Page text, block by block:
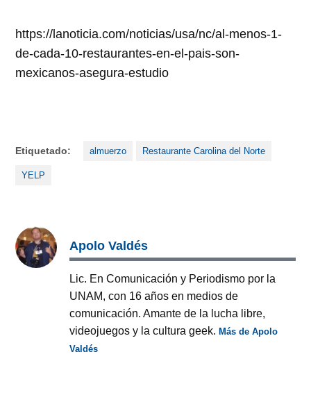
https://lanoticia.com/noticias/usa/nc/al-menos-1-
de-cada-10-restaurantes-en-el-pais-son-
mexicanos-asegura-estudio
Etiquetado: almuerzo Restaurante Carolina del Norte
YELP
Apolo Valdés
Lic. En Comunicación y Periodismo por la
UNAM, con 16 años en medios de
comunicación. Amante de la lucha libre,
videojuegos y la cultura geek.Más de Apolo
Valdés